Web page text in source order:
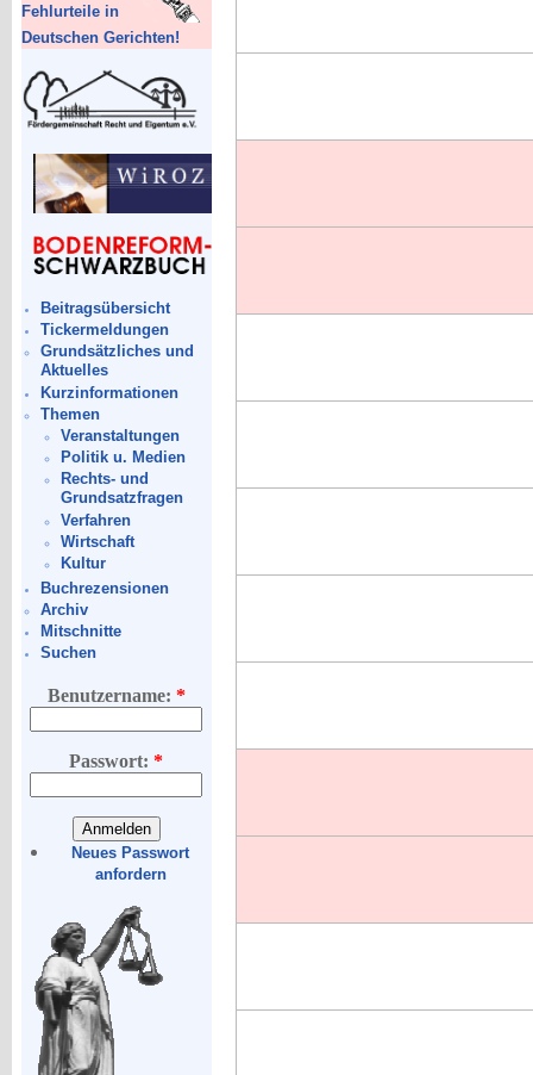
Fehlurteile in
Deutschen Gerichten!
Beitragsübersicht
Tickermeldungen
Grundsätzliches und
Aktuelles
Kurzinformationen
Themen
Veranstaltungen
Politik u. Medien
Rechts- und
Grundsatzfragen
Verfahren
Wirtschaft
Kultur
Buchrezensionen
Archiv
Mitschnitte
Suchen
Benutzername: *
Passwort:*
Neues Passwort
anfordern